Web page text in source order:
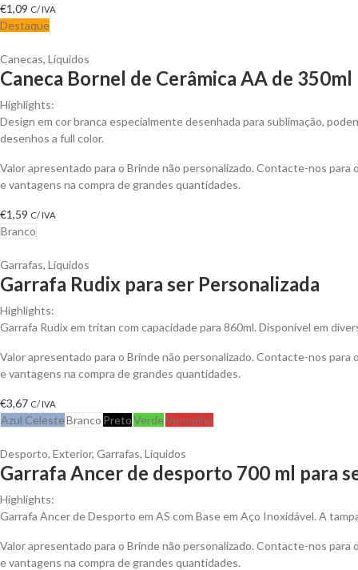
€1,09 C/ IVA
Destaque
Canecas, Líquidos
Caneca Bornel de Cerâmica AA de
Highlights:
Design em cor branca especialmente desenhada para sublimação,
desenhos a full color.
Valor apresentado para o Brinde não personalizado. Contacte-nos para
e vantagens na compra de grandes quantidades.
€1,59 C/ IVA
Branco
Garrafas, Líquidos
Garrafa Rudix para ser Personalizada
Highlights:
Garrafa Rudix em tritan com capacidade para 860ml. Disponível em
Valor apresentado para o Brinde não personalizado. Contacte-nos para
e vantagens na compra de grandes quantidades.
€3,67 C/ IVA
Azul CelesteBranco PretoVerdeVermelho
Desporto, Exterior, Garrafas, Líquidos
Garrafa Ancer de desporto 700 ml para
Highlights:
Garrafa Ancer de Desporto em AS com Base em Aço Inoxidável. A
Valor apresentado para o Brinde não personalizado. Contacte-nos para
e vantagens na compra de grandes quantidades.